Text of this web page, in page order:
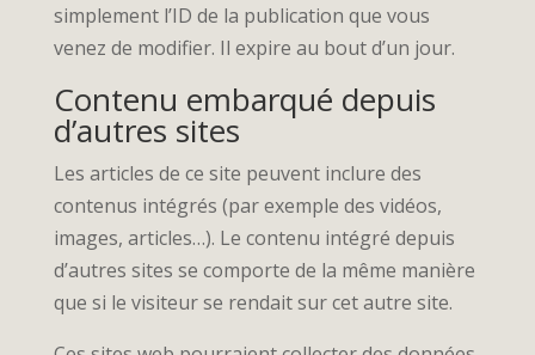
simplement l’ID de la publication que vous
venez de modifier. Il expire au bout d’un jour.
Contenu embarqué depuis
d’autres sites
Les articles de ce site peuvent inclure des
contenus intégrés (par exemple des vidéos,
images, articles…). Le contenu intégré depuis
d’autres sites se comporte de la même manière
que si le visiteur se rendait sur cet autre site.